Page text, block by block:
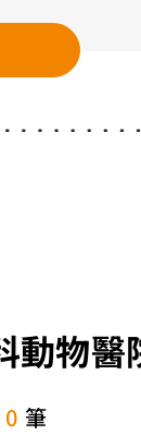
動物醫
0 筆